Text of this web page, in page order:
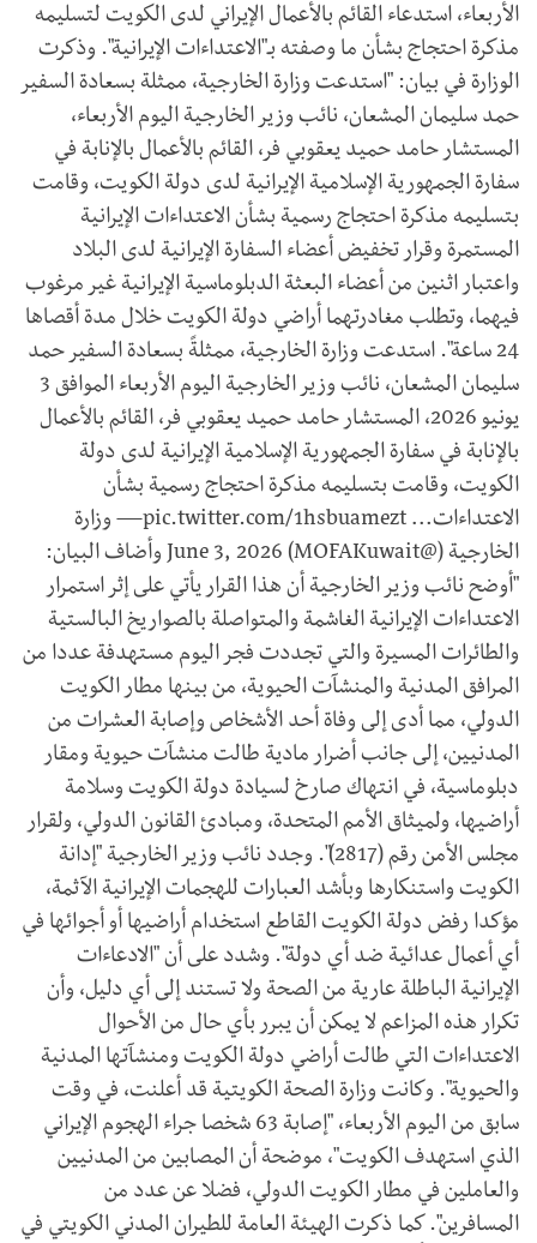
الأربعاء، استدعاء القائم بالأعمال الإيراني لدى الكويت لتسليمه
مذكرة احتجاج بشأن ما وصفته بـ"الاعتداءات الإيرانية". وذكرت
الوزارة في بيان: "استدعت وزارة الخارجية، ممثلة بسعادة السفير
حمد سليمان المشعان، نائب وزير الخارجية اليوم الأربعاء،
المستشار حامد حميد يعقوبي فر، القائم بالأعمال بالإنابة في
سفارة الجمهورية الإسلامية الإيرانية لدى دولة الكويت، وقامت
بتسليمه مذكرة احتجاج رسمية بشأن الاعتداءات الإيرانية
المستمرة وقرار تخفيض أعضاء السفارة الإيرانية لدى البلاد
واعتبار اثنين من أعضاء البعثة الدبلوماسية الإيرانية غير مرغوب
فيهما، وتطلب مغادرتهما أراضي دولة الكويت خلال مدة أقصاها
24 ساعة". استدعت وزارة الخارجية، ممثلةً بسعادة السفير حمد
سليمان المشعان، نائب وزير الخارجية اليوم الأربعاء الموافق 3
يونيو 2026، المستشار حامد حميد يعقوبي فر، القائم بالأعمال
بالإنابة في سفارة الجمهورية الإسلامية الإيرانية لدى دولة
الكويت، وقامت بتسليمه مذكرة احتجاج رسمية بشأن
الاعتداءات… pic.twitter.com/1hsbuamezt— وزارة
الخارجية (@MOFAKuwait) June 3, 2026 وأضاف البيان:
"أوضح نائب وزير الخارجية أن هذا القرار يأتي على إثر استمرار
الاعتداءات الإيرانية الغاشمة والمتواصلة بالصواريخ البالستية
والطائرات المسيرة والتي تجددت فجر اليوم مستهدفة عددا من
المرافق المدنية والمنشآت الحيوية، من بينها مطار الكويت
الدولي، مما أدى إلى وفاة أحد الأشخاص وإصابة العشرات من
المدنيين، إلى جانب أضرار مادية طالت منشآت حيوية ومقار
دبلوماسية، في انتهاك صارخ لسيادة دولة الكويت وسلامة
أراضيها، ولميثاق الأمم المتحدة، ومبادئ القانون الدولي، ولقرار
مجلس الأمن رقم (2817)". وجدد نائب وزير الخارجية "إدانة
الكويت واستنكارها وبأشد العبارات للهجمات الإيرانية الآثمة،
مؤكدا رفض دولة الكويت القاطع استخدام أراضيها أو أجوائها في
أي أعمال عدائية ضد أي دولة". وشدد على أن "الادعاءات
الإيرانية الباطلة عارية من الصحة ولا تستند إلى أي دليل، وأن
تكرار هذه المزاعم لا يمكن أن يبرر بأي حال من الأحوال
الاعتداءات التي طالت أراضي دولة الكويت ومنشآتها المدنية
والحيوية". وكانت وزارة الصحة الكويتية قد أعلنت، في وقت
سابق من اليوم الأربعاء، "إصابة 63 شخصا جراء الهجوم الإيراني
الذي استهدف الكويت"، موضحة أن المصابين من المدنيين
والعاملين في مطار الكويت الدولي، فضلا عن عدد من
المسافرين". كما ذكرت الهيئة العامة للطيران المدني الكويتي في